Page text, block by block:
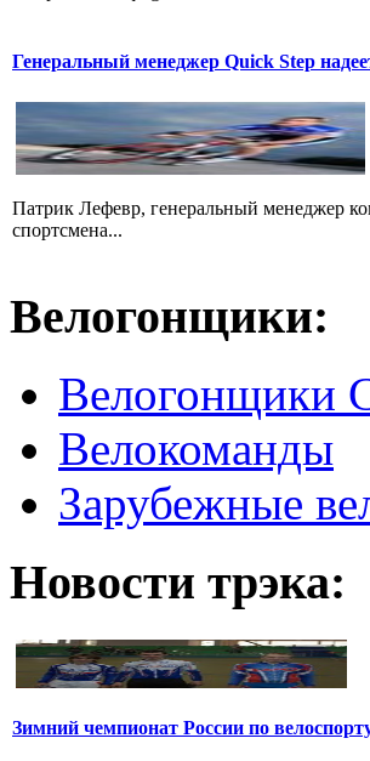
Генеральный менеджер Quick Step
Патрик Лефевр, генеральный менеджер
спортсмена...
Велогонщики:
Велокоманды
Зарубежные
Новости трэка:
Зимний чемпионат России по